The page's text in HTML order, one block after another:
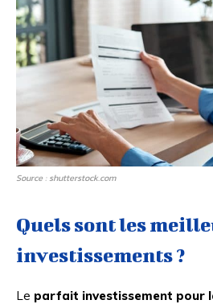
Source : shutterstock.com
Quels sont les
investissements ?
Le parfait investissement pour